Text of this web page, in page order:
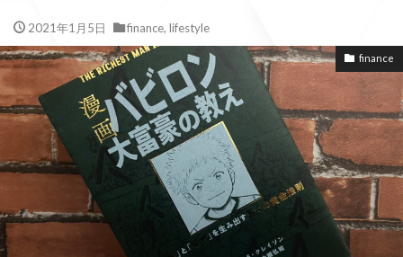
2021年1月5日 finance, lifestyle
finance